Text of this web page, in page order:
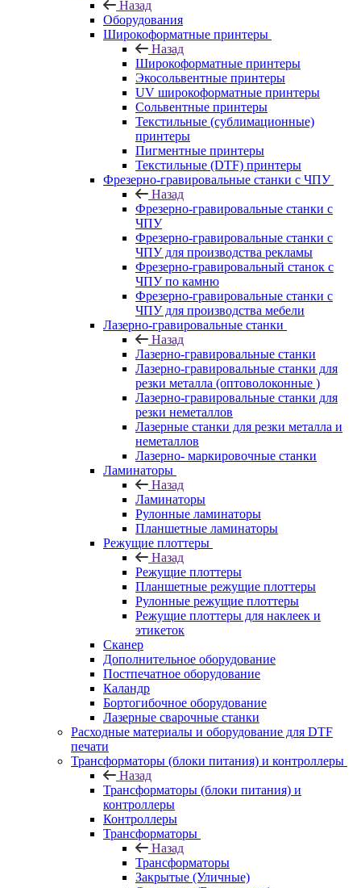
Назад
Оборудования
Широкоформатные принтеры
Назад
Широкоформатные принтеры
Экосольвентные принтеры
UV широкоформатные принтеры
Сольвентные принтеры
Текстильные (сублимационные)
принтеры
Пигментные принтеры
Текстильные (DTF) принтеры
Фрезерно-гравировальные станки с ЧПУ
Назад
Фрезерно-гравировальные станки с
ЧПУ
Фрезерно-гравировальные станки с
ЧПУ для производства рекламы
Фрезерно-гравировальный станок с
ЧПУ по камню
Фрезерно-гравировальные станки с
ЧПУ для производства мебели
Лазерно-гравировальные станки
Назад
Лазерно-гравировальные станки
Лазерно-гравировальные станки для
резки металла (оптоволоконные )
Лазерно-гравировальные станки для
резки неметаллов
Лазерные станки для резки металла и
неметаллов
Лазерно- маркировочные станки
Ламинаторы
Назад
Ламинаторы
Рулонные ламинаторы
Планшетные ламинаторы
Режущие плоттеры
Назад
Режущие плоттеры
Планшетные режущие плоттеры
Рулонные режущие плоттеры
Режущие плоттеры для наклеек и
этикеток
Сканер
Дополнительное оборудование
Постпечатное оборудование
Каландр
Бортогибочное оборудование
Лазерные сварочные станки
Расходные материалы и оборудование для DTF
печати
Трансформаторы (блоки питания) и контроллеры
Назад
Трансформаторы (блоки питания) и
контроллеры
Контроллеры
Трансформаторы
Назад
Трансформаторы
Закрытые (Уличные)